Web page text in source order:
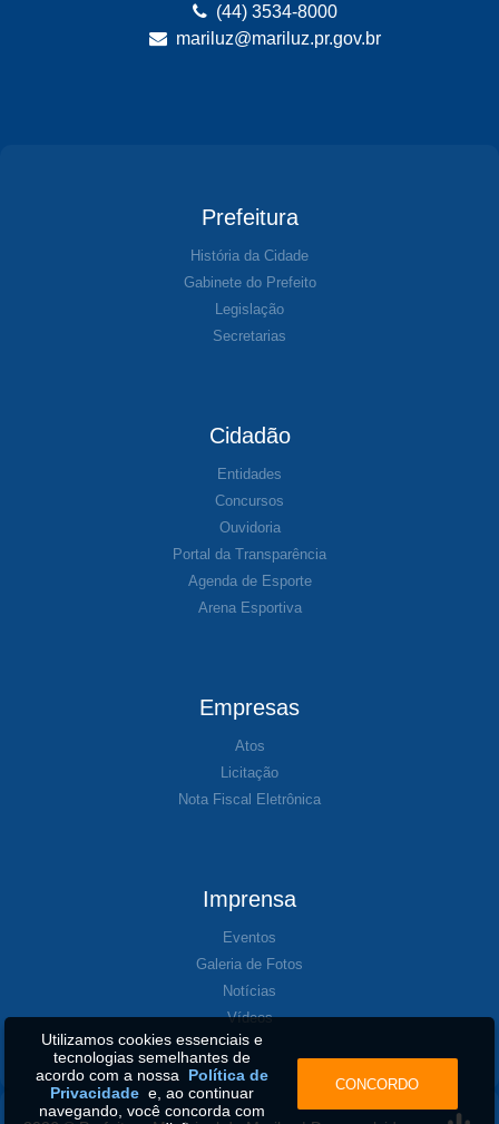
(44) 3534-8000
mariluz@mariluz.pr.gov.br
Prefeitura
História da Cidade
Gabinete do Prefeito
Legislação
Secretarias
Cidadão
Entidades
Concursos
Ouvidoria
Portal da Transparência
Agenda de Esporte
Arena Esportiva
Empresas
Atos
Licitação
Nota Fiscal Eletrônica
Imprensa
Eventos
Galeria de Fotos
Notícias
Vídeos
Utilizamos cookies essenciais e
tecnologias semelhantes de
acordo com a nossa Política de
Privacidadee, ao continuar
navegando, você concorda com
CONCORDO